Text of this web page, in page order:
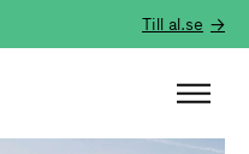
Till al.se